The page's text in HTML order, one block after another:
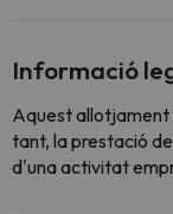
Informació
Aquest allotjament
tant, la prestació
d'una activitat